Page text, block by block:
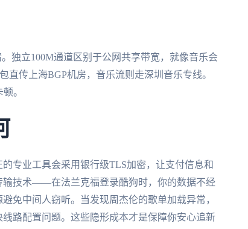
独立100M通道区别于公网共享带宽，就像音乐会
传上海BGP机房，音乐流则走深圳音乐专线。
。
专业工具会采用银行级TLS加密，让支付信息和
输技术——在法兰克福登录酷狗时，你的数据不经
免中间人窃听。当发现周杰伦的歌单加载异常，
路配置问题。这些隐形成本才是保障你安心追新